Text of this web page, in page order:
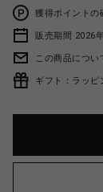
獲得ポイントの
販売期間 2026
この商品につい
ギフト：ラッピ